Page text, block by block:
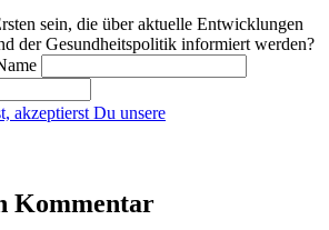
sein, die über aktuelle Entwicklungen
der Gesundheitspolitik informiert werden?
akzeptierst Du unsere
Kommentar